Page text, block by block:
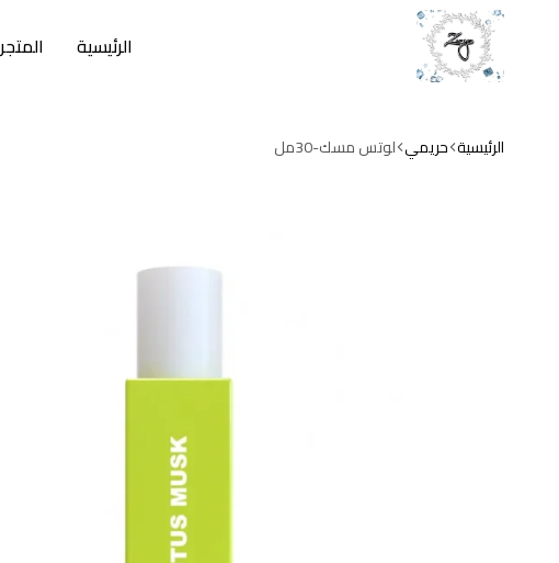
الرئيسية المتجر
الرئيسية حريمي لوتس مسك-30مل